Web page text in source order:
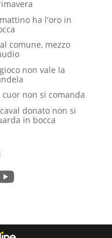
ha l'oro in
comune, mezzo
non vale la
cuor non si comanda
donato non si
in bocca